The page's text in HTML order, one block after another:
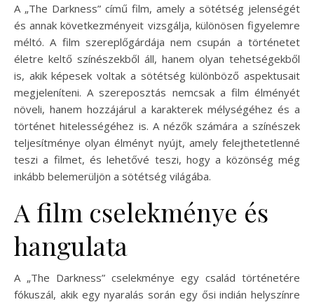
A „The Darkness” című film, amely a sötétség jelenségét
és annak következményeit vizsgálja, különösen figyelemre
méltó. A film szereplőgárdája nem csupán a történetet
életre keltő színészekből áll, hanem olyan tehetségekből
is, akik képesek voltak a sötétség különböző aspektusait
megjeleníteni. A szereposztás nemcsak a film élményét
növeli, hanem hozzájárul a karakterek mélységéhez és a
történet hitelességéhez is. A nézők számára a színészek
teljesítménye olyan élményt nyújt, amely felejthetetlenné
teszi a filmet, és lehetővé teszi, hogy a közönség még
inkább belemerüljön a sötétség világába.
A film cselekménye és
hangulata
A „The Darkness” cselekménye egy család történetére
fókuszál, akik egy nyaralás során egy ősi indián helyszínre